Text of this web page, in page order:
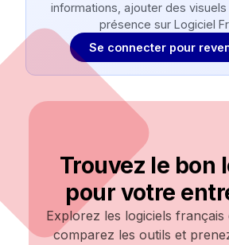
informations, ajouter des
présence sur Logiciel
Se connecter pour
Trouvez le bon
pour votre
Explorez les logiciels
comparez les outils et